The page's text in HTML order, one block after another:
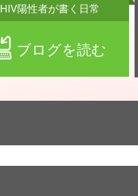
ブログを読む
HIV陽性者が書く日常